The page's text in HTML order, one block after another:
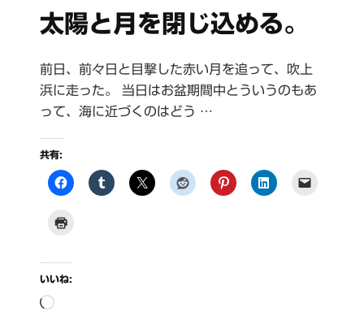
太陽と月を閉じ込める。
前日、前々日と目撃した赤い月を追って、吹上
浜に走った。 当日はお盆期間中とういうのもあ
って、海に近づくのはどう …
共有:
いいね:
読